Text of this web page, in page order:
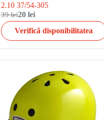
2.10 37/54-305
39 lei20 lei
Verifică disponibilitatea